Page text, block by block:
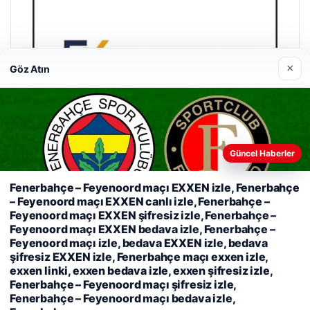
Enes Kaplan Avukatlık Bürosu
04/28/2026
Web sitemizi nasıl kullandığınızı daha iyi anlayabilmek,
deneyiminizi kişiselleştirmek ve geliştirmek amacıyla çerezler
kullanıyoruz.Çerez Politikamız
Göz Atın ×
Güncel Haberler
Fenerbahçe – Feyenoord maçı EXXEN izle, Fenerbahçe
– Feyenoord maçı EXXEN canlı izle, Fenerbahçe –
Feyenoord maçı EXXEN şifresiz izle, Fenerbahçe –
Feyenoord maçı EXXEN bedava izle, Fenerbahçe –
Feyenoord maçı izle, bedava EXXEN izle, bedava
şifresiz EXXEN izle, Fenerbahçe maçı exxen izle,
exxen linki, exxen bedava izle, exxen şifresiz izle,
Fenerbahçe – Feyenoord maçı şifresiz izle,
Fenerbahçe – Feyenoord maçı bedava izle,